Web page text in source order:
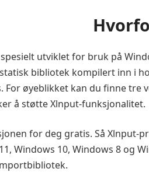
utviklet for bruk på
bibliotek kompilert inn i
For øyeblikket kan du finne
å støtte Xlnput-funksjonalitet.
for deg gratis. Så Xlnput-
Windows 10, Windows 8 og